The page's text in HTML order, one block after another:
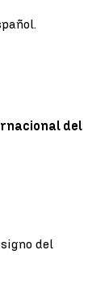
del
del